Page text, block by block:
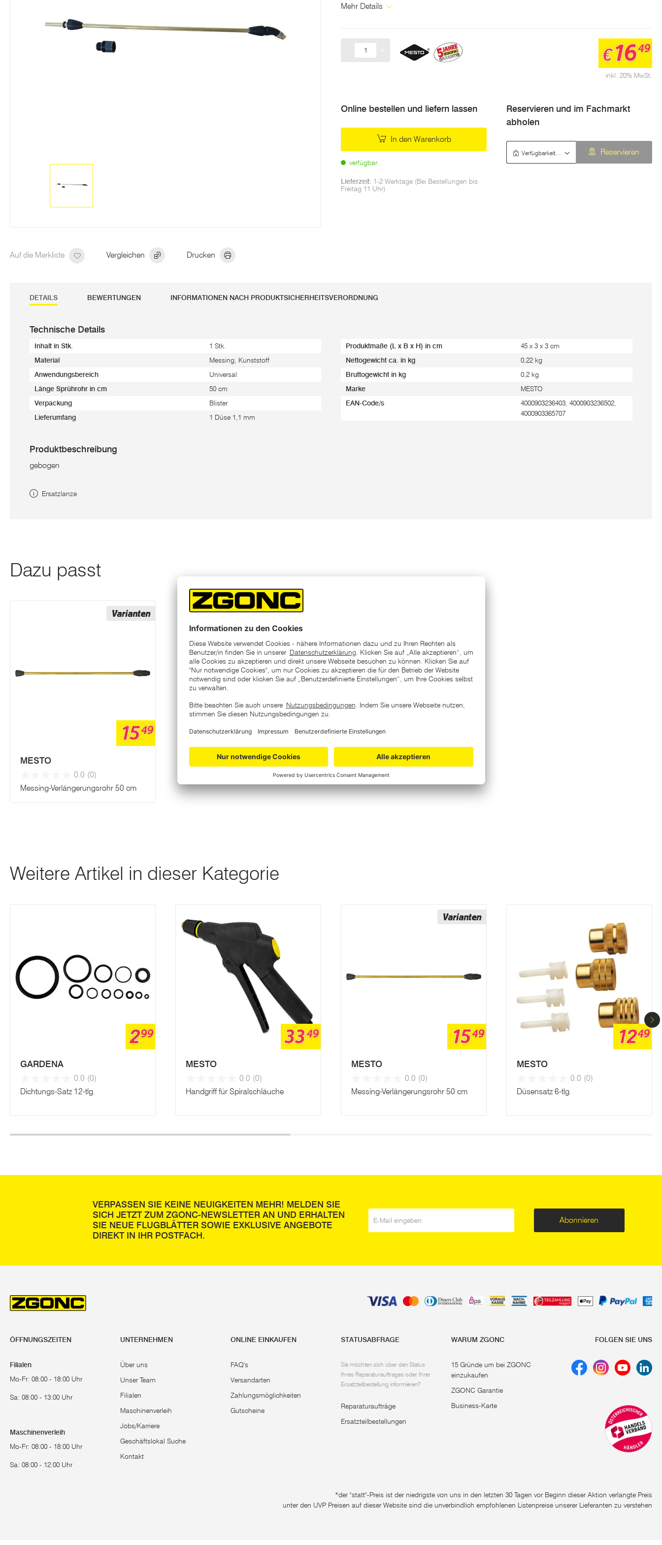
Auf die Merkliste Vergleichen Drucken
Mehr Details
inkl. 20% MwSt.
€1649
Online bestellen und liefern lassen
In den Warenkorb
verfügbar
Lieferzeit: 1-2 Werktage (Bei Bestellungen bis
Freitag 11 Uhr)
Reservieren und im Fachmarkt
abholen
Reservieren
DETAILS BEWERTUNGEN INFORMATIONEN NACH PRODUKTSICHERHEITSVERORDNUNG
Technische Details
Inhalt in Stk. 1 Stk.
Material Messing, Kunststoff
Anwendungsbereich Universal
Länge Sprührohr in cm 50 cm
Verpackung Blister
Lieferumfang 1 Düse 1,1 mm
Produktmaße (L x B x H) in cm 45 x 3 x 3 cm
Nettogewicht ca. in kg 0,22 kg
Bruttogewicht in kg 0,2 kg
Marke MESTO
EAN-Code/s
4000903236403, 4000903236502,
4000903365707
Produktbeschreibung
gebogen
Ersatzlanze
Dazu passt
Varianten
1549
MESTO
0.0 (0)
Messing-Verlängerungsrohr 50 cm
Weitere Artikel in dieser Kategorie
299
GARDENA
0.0 (0)
Dichtungs-Satz 12-tlg.
3349
MESTO
0.0 (0)
Handgriff für Spiralschläuche
Varianten
1549
MESTO
0.0 (0)
Messing-Verlängerungsrohr 50 cm
1249
MESTO
0.0 (0)
Düsensatz 6-tlg.
VERPASSEN SIE KEINE NEUIGKEITEN MEHR! MELDEN SIE
SICH JETZT ZUM ZGONC-NEWSLETTER AN UND ERHALTEN
SIE NEUE FLUGBLÄTTER SOWIE EXKLUSIVE ANGEBOTE
DIREKT IN IHR POSTFACH.
Abonnieren
ÖFFNUNGSZEITEN
Filialen
Mo-Fr: 08:00 - 18:00 Uhr
Sa: 08:00 - 13:00 Uhr
Maschinenverleih
Mo-Fr: 08:00 - 18:00 Uhr
Sa: 08:00 - 12:00 Uhr
UNTERNEHMEN
Über uns
Unser Team
Filialen
Maschinenverleih
Jobs/Karriere
Geschäftslokal Suche
Kontakt
ONLINE EINKAUFEN
FAQ's
Versandarten
Zahlungsmöglichkeiten
Gutscheine
STATUSABFRAGE
Sie möchten sich über den Status
Ihres Reparaturauftrages oder Ihrer
Ersatzteilbestellung informieren?
Reparaturaufträge
Ersatzteilbestellungen
WARUM ZGONC
15 Gründe um bei ZGONC
einzukaufen
ZGONC Garantie
Business-Karte
FOLGEN SIE UNS
*der "statt"-Preis ist der niedrigste von uns in den letzten 30 Tagen vor Beginn dieser Aktion verlangte Preis
unter den UVP Preisen auf dieser Website sind die unverbindlich empfohlenen Listenpreise unserer Lieferanten zu verstehen